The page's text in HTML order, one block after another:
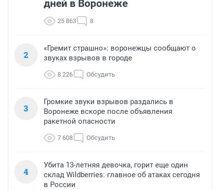
дней в Воронеже
25 863 8
2
«Гремит страшно»: воронежцы сообщают о
звуках взрывов в городе
8 226 Обсудить
3
Громкие звуки взрывов раздались в
Воронеже вскоре после объявления
ракетной опасности
7 608 Обсудить
4
Убита 13-летняя девочка, горит еще один
склад Wildberries: главное об атаках сегодня
в России